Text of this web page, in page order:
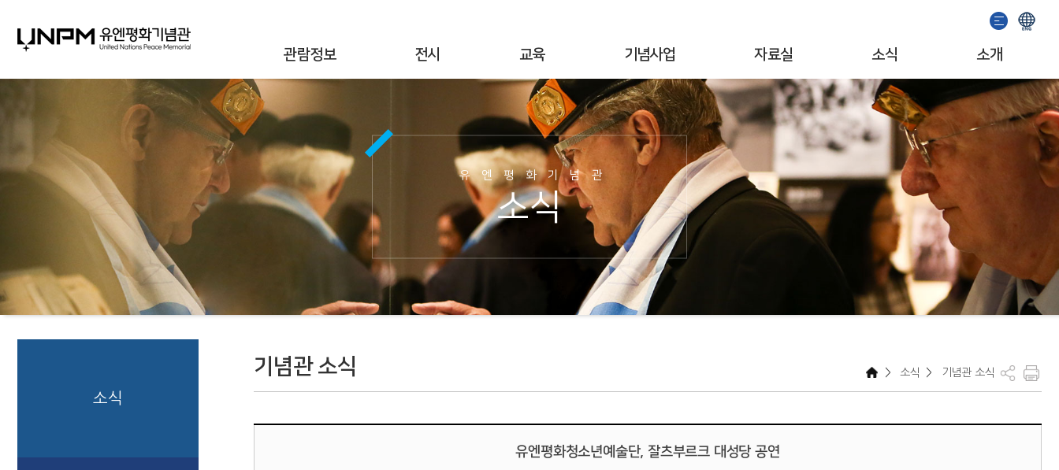
관람정보
시설안내
통합신청조회
오시는길
자주하는질문
전시
기획전시
6·25전쟁 캠페인
명예의 전당
교육
연간교육
교육공지
현장교육
온라인 교육
교육사진
기념사업
기념행사
UN군 참전현황
기념시설정보
이달의 참전국
이달의 영웅
자료실
이용안내
소장자료검색
발간도서
추천도서
소식
기념관 소식
공지사항
소개
인사말
MI/캐릭터
유엔평화기념관
소식
소식
기념관 소식 > 소식 > 기념관 소식
유엔평화청소년예술단, 잘츠부르크 대성당 공연